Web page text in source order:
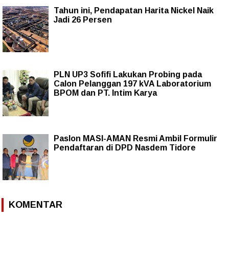
Tahun ini, Pendapatan Harita Nickel Naik
Jadi 26 Persen
PLN UP3 Sofifi Lakukan Probing pada
Calon Pelanggan 197 kVA Laboratorium
BPOM dan PT. Intim Karya
Paslon MASI-AMAN Resmi Ambil Formulir
Pendaftaran di DPD Nasdem Tidore
KOMENTAR